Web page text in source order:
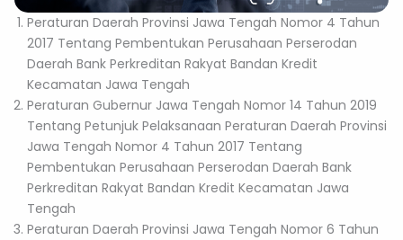
Peraturan Daerah Provinsi Jawa Tengah Nomor 4 Tahun
2017 Tentang Pembentukan Perusahaan Perserodan
Daerah Bank Perkreditan Rakyat Bandan Kredit
Kecamatan Jawa Tengah
Peraturan Gubernur Jawa Tengah Nomor 14 Tahun 2019
Tentang Petunjuk Pelaksanaan Peraturan Daerah Provinsi
Jawa Tengah Nomor 4 Tahun 2017 Tentang
Pembentukan Perusahaan Perserodan Daerah Bank
Perkreditan Rakyat Bandan Kredit Kecamatan Jawa
Tengah
Peraturan Daerah Provinsi Jawa Tengah Nomor 6 Tahun